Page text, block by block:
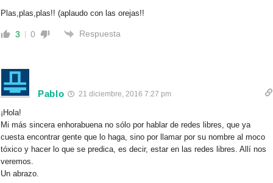
Plas,plas,plas!! (aplaudo con las orejas!!
3 0 Respuesta
Pablo 21 diciembre, 2016 7:27 pm
¡Hola!
Mi más sincera enhorabuena no sólo por hablar de redes libres, que ya
cuesta encontrar gente que lo haga, sino por llamar por su nombre al moco
tóxico y hacer lo que se predica, es decir, estar en las redes libres. Allí nos
veremos.
Un abrazo.